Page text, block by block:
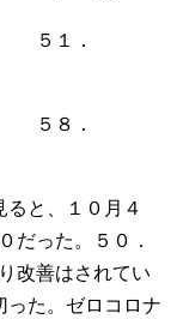
１．
８．
ると、１０月４
だった。５０．
改善はされてい
った。ゼロコロナ